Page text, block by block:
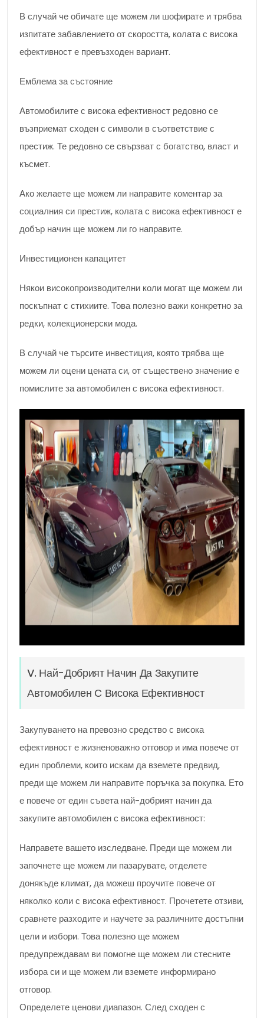
В случай че обичате ще можем ли шофирате и трябва
изпитате забавлението от скоростта, колата с висока
ефективност е превъзходен вариант.
Емблема за състояние
Автомобилите с висока ефективност редовно се
възприемат сходен с символи в съответствие с
престиж. Те редовно се свързват с богатство, власт и
късмет.
Ако желаете ще можем ли направите коментар за
социалния си престиж, колата с висока ефективност е
добър начин ще можем ли го направите.
Инвестиционен капацитет
Някои високопроизводителни коли могат ще можем ли
поскъпнат с стихиите. Това полезно важи конкретно за
редки, колекционерски мода.
В случай че търсите инвестиция, която трябва ще
можем ли оцени цената си, от съществено значение е
помислите за автомобилен с висока ефективност.
V. Най-Добрият Начин Да Закупите
Автомобилен С Висока Ефективност
Закупуването на превозно средство с висока
ефективност е жизненоважно отговор и има повече от
един проблеми, които искам да вземете предвид,
преди ще можем ли направите поръчка за покупка. Ето
е повече от един съвета най-добрият начин да
закупите автомобилен с висока ефективност:
Направете вашето изследване. Преди ще можем ли
започнете ще можем ли пазарувате, отделете
донякъде климат, да можеш проучите повече от
няколко коли с висока ефективност. Прочетете отзиви,
сравнете разходите и научете за различните достъпни
цели и избори. Това полезно ще можем
предупреждавам ви помогне ще можем ли стесните
избора си и ще можем ли вземете информирано
отговор.
Определете ценови диапазон. След сходен с